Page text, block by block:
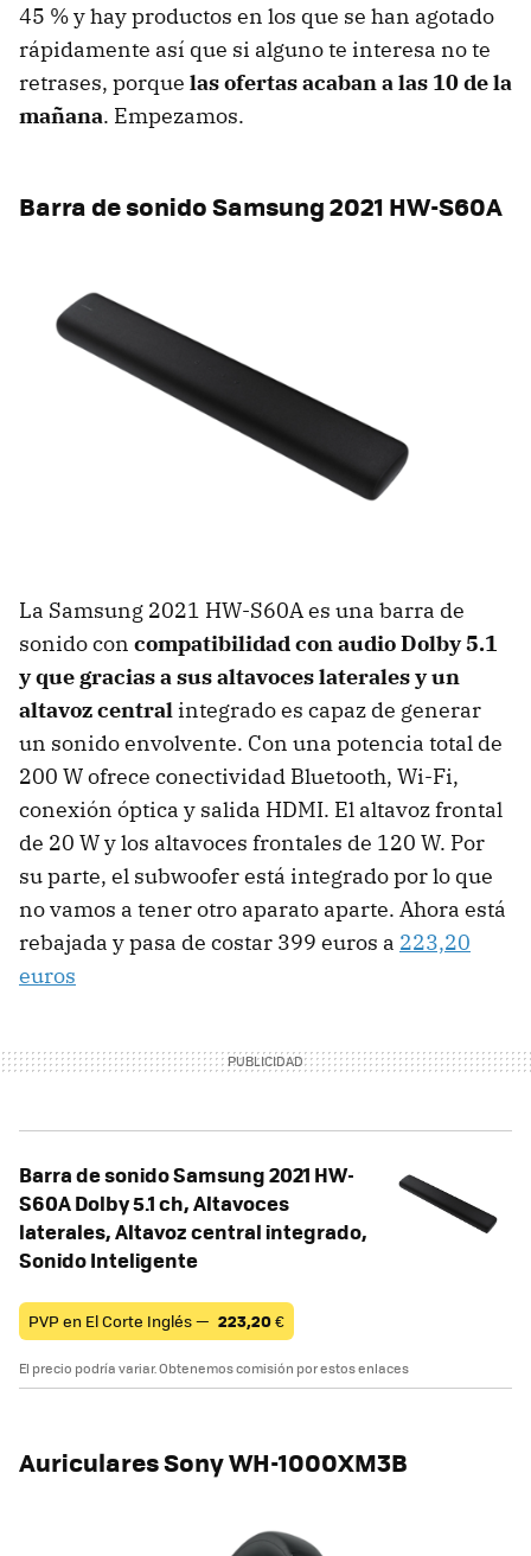
45 % y hay productos en los que se han agotado
rápidamente así que si alguno te interesa no te
retrases, porque las ofertas acaban a las 10 de la
mañana. Empezamos.
Barra de sonido Samsung 2021 HW-S60A
La Samsung 2021 HW-S60A es una barra de
sonido con compatibilidad con audio Dolby 5.1
y que gracias a sus altavoces laterales y un
altavoz central integrado es capaz de generar
un sonido envolvente. Con una potencia total de
200 W ofrece conectividad Bluetooth, Wi-Fi,
conexión óptica y salida HDMI. El altavoz frontal
de 20 W y los altavoces frontales de 120 W. Por
su parte, el subwoofer está integrado por lo que
no vamos a tener otro aparato aparte. Ahora está
rebajada y pasa de costar 399 euros a 223,20
euros
Barra de sonido Samsung 2021 HW-
S60A Dolby 5.1 ch, Altavoces
laterales, Altavoz central integrado,
Sonido Inteligente
PVP en El Corte Inglés — 223,20€
El precio podría variar. Obtenemos comisión por estos enlaces
Auriculares Sony WH-1000XM3B